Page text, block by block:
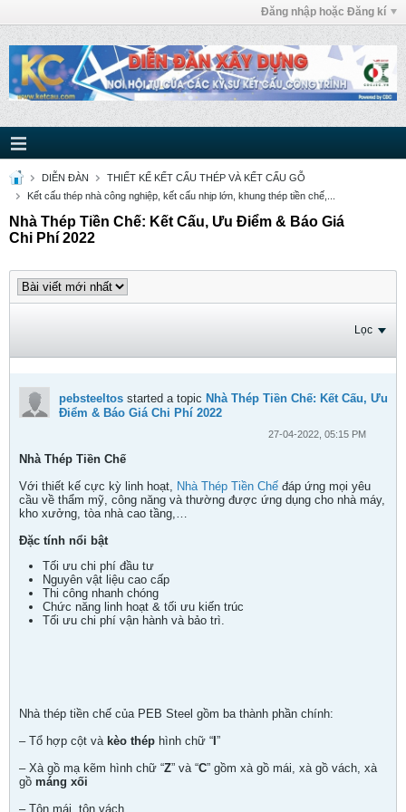
Đăng nhập hoặc Đăng kí
DIỄN ĐÀN
THIẾT KẾ KẾT CẤU THÉP VÀ KẾT CẤU GỖ
Kết cấu thép nhà công nghiệp, kết cấu nhịp lớn, khung thép tiền chế,...
Nhà Thép Tiền Chế: Kết Cấu, Ưu Điểm & Báo Giá
Chi Phí 2022
Lọc
pebsteeltos started a topic Nhà Thép Tiền Chế: Kết Cấu, Ưu
Điểm & Báo Giá Chi Phí 2022
27-04-2022, 05:15 PM
Nhà Thép Tiền Chế
Với thiết kế cực kỳ linh hoạt, Nhà Thép Tiền Chế đáp ứng mọi yêu
cầu về thẩm mỹ, công năng và thường được ứng dụng cho nhà máy,
kho xưởng, tòa nhà cao tầng,…
Đặc tính nổi bật
Tối ưu chi phí đầu tư
Nguyên vật liệu cao cấp
Thi công nhanh chóng
Chức năng linh hoạt & tối ưu kiến trúc
Tối ưu chi phí vận hành và bảo trì.
Nhà thép tiền chế của PEB Steel gồm ba thành phần chính:
– Tổ hợp cột và kèo thép hình chữ “ ”
– Xà gồ mạ kẽm hình chữ “Z” và “C” gồm xà gồ mái, xà gồ vách, xà
gồ máng xối
– Tôn mái, tôn vách